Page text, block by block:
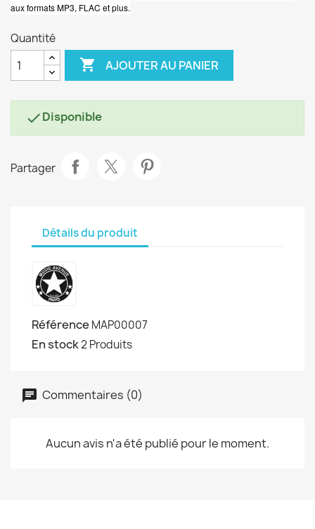
aux formats MP3, FLAC et plus.
Quantité
 AJOUTER AU PANIER
Disponible
Partager
Détails du produit
Référence MAP00007
En stock2 Produits
Commentaires (0)
Aucun avis n'a été publié pour le moment.